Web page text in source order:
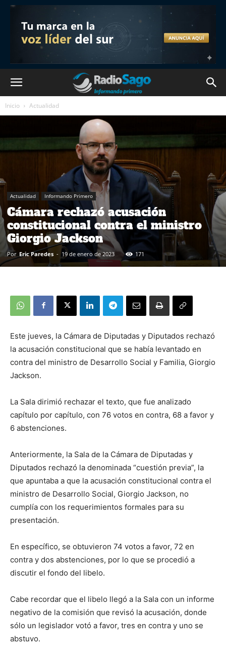
Inicio Actualidad
Actualidad Informando Primero
Cámara rechazó acusación
constitucional contra el ministro
Giorgio Jackson
Por Eric Paredes - 19 de enero de 2023 171
Este jueves, la Cámara de Diputadas y Diputados rechazó
la acusación constitucional que se había levantado en
contra del ministro de Desarrollo Social y Familia, Giorgio
Jackson.
La Sala dirimió rechazar el texto, que fue analizado
capítulo por capítulo, con 76 votos en contra, 68 a favor y
6 abstenciones.
Anteriormente, la Sala de la Cámara de Diputadas y
Diputados rechazó la denominada “cuestión previa”, la
que apuntaba a que la acusación constitucional contra el
ministro de Desarrollo Social, Giorgio Jackson, no
cumplía con los requerimientos formales para su
presentación.
En específico, se obtuvieron 74 votos a favor, 72 en
contra y dos abstenciones, por lo que se procedió a
discutir el fondo del libelo.
Cabe recordar que el libelo llegó a la Sala con un informe
negativo de la comisión que revisó la acusación, donde
sólo un legislador votó a favor, tres en contra y uno se
abstuvo.